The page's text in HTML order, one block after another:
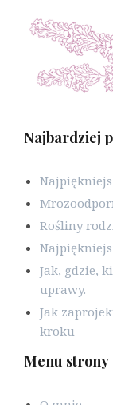
Najbardziej
Rośliny
Jak, gdzie,
uprawy.
Jak
kroku
Menu strony